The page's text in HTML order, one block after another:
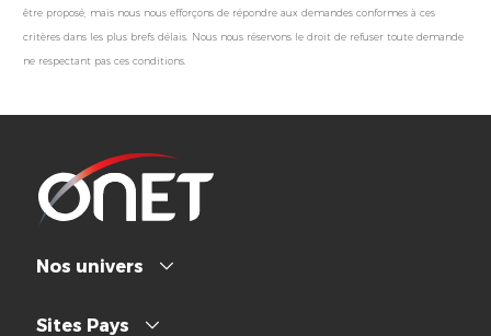
être proposé, mais nous nous efforçons de répondre aux demandes conformes à ces
critères dans les plus brefs délais. Nous nous réservons le droit de refuser toute demande
ne respectant pas ces conditions.
Nos univers
Sites Pays